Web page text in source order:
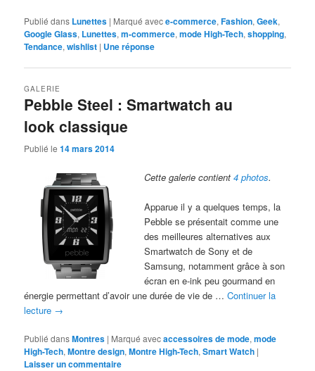
Publié dans Lunettes | Marqué avece-commerce,Fashion,Geek,
Google Glass, Lunettes,m-commerce,mode High-Tech,shopping,
Tendance,wishlist | Uneréponse
Pebble Steel : Smartwatch au
look classique
GALERIE
Publié le14 mars 2014
Cette galerie contient4 photos.
Apparue il y a quelques temps, la
Pebble se présentait comme une
des meilleures alternatives aux
Smartwatch de Sony et de
Samsung, notamment grâce à son
écran en e-ink peu gourmand en
énergie permettant d’avoir une durée de vie de …Continuer la
lecture →
Publié dansMontres | Marqué avecaccessoires de mode,mode
High-Tech,Montre design,Montre High-Tech,Smart Watch |
Laisser un commentaire